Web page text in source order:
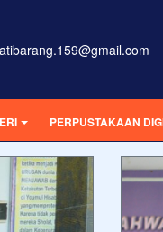
PERPUSTAKAAN